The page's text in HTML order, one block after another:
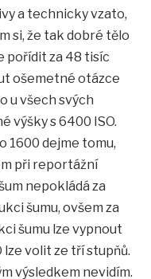
a technicky vzato,
si, že tak dobré tělo
pořídit za 48 tisíc
ošemetné otázce
u všech svých
výšky s 6400 ISO.
1600 dejme tomu,
při reportážní
nepokládá za
šumu, ovšem za
šumu lze vypnout
lze volit ze tří stupňů.
výsledkem nevidím.